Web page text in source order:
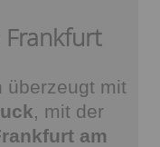
überzeugt mit
, mit der
am